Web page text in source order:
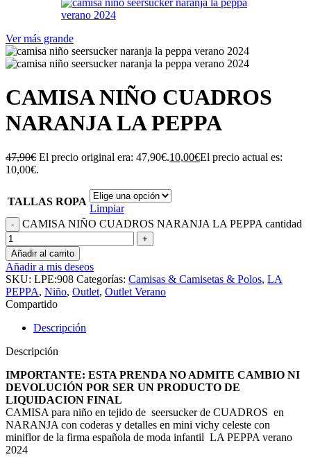
Ver más grande
CAMISA NIÑO CUADROS
NARANJA LA PEPPA
47,90€ El precio original era: 47,90€.10,00€El precio actual es:
10,00€.
TALLAS ROPA
Limpiar
CAMISA NIÑO CUADROS NARANJA LA PEPPA cantidad
Añadir al carrito
Añadir a mis deseos
SKU: LPE:908 Categorías: Camisas & Camisetas & Polos, LA
PEPPA, Niño, Outlet, Outlet Verano
Compartido
Descripción
Descripción
IMPORTANTE: ESTA PRENDA NO ADMITE CAMBIO NI
DEVOLUCIÓN POR SER UN PRODUCTO DE
LIQUIDACION FINAL
CAMISA para niño en tejido de seersucker de CUADROS en
NARANJA con coderas y detalles en mini vichy celeste con
miniflor de la firma española de moda infantil LA PEPPA verano
2024